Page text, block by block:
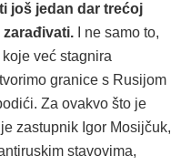
još jedan dar trećoj
I ne samo to,
već stagnira
granice s Rusijom
Za ovakvo što je
zastupnik Igor Mosijčuk,
stavovima,